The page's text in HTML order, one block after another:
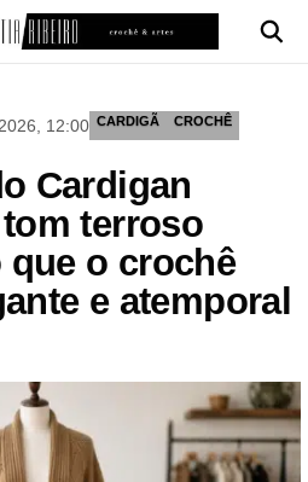
12:00 CARDIGÃ CROCHÊ
Cardigan
terroso
o crochê
e atemporal